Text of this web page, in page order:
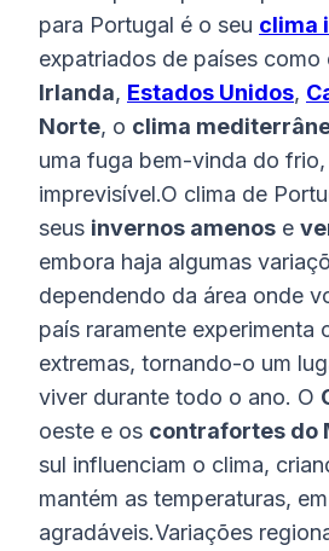
para Portugal é o seu clima
expatriados de países como
Irlanda, Estados Unidos,
Norte, o clima
uma fuga bem-vinda do
imprevisível.O clima de
seus invernos amenos e
embora haja algumas
dependendo da área onde
país raramente experimenta
extremas, tornando-o um
viver durante todo o ano. O
oeste e os contrafortes do
sul influenciam o clima,
mantém as temperaturas,
agradáveis.Variações